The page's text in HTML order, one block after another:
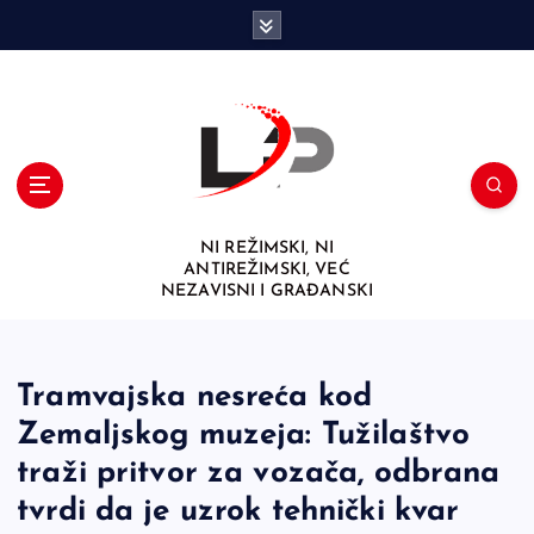
NI REŽIMSKI, NI
ANTIREŽIMSKI, VEĆ
NEZAVISNI I GRAĐANSKI
Tramvajska nesreća kod
Zemaljskog muzeja: Tužilaštvo
traži pritvor za vozača, odbrana
tvrdi da je uzrok tehnički kvar